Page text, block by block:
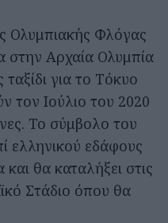
Ολυμπιακής Φλόγας
στην Αρχαία Ολυμπία
για το Τόκυο
τον Ιούλιο του 2020
Το σύμβολο του
ελληνικού εδάφους
θα καταλήξει στις
Στάδιο όπου θα